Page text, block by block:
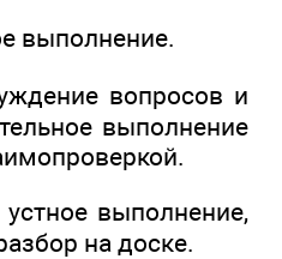
выполнение.
вопросов и
выполнение
выполнение,
на доске.